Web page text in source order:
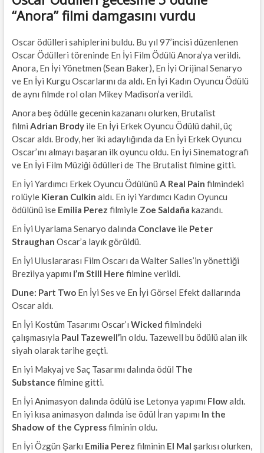
“Anora” filmi damgasını vurdu
Oscar ödülleri sahiplerini buldu. Bu yıl 97’incisi düzenlenen
Oscar Ödülleri töreninde En İyi Film Ödülü Anora’ya verildi.
Anora, En İyi Yönetmen (Sean Baker), En İyi Orijinal Senaryo
ve En İyi Kurgu Oscarlarını da aldı. En İyi Kadın Oyuncu Ödülü
de aynı filmde rol olan Mikey Madison’a verildi.
Anora beş ödülle gecenin kazananı olurken, Brutalist
filmi Adrian Brodyile En İyi Erkek Oyuncu Ödülü dahil, üç
Oscar aldı. Brody, her iki adaylığında da En İyi Erkek Oyuncu
Oscar’ını almayı başaran ilk oyuncu oldu. En İyi Sinematografi
ve En İyi Film Müziği ödülleri de The Brutalist filmine gitti.
En İyi Yardımcı Erkek Oyuncu Ödülünü A Real Pain filmindeki
rolüyle Kieran Culkin aldı. En iyi Yardımcı Kadın Oyuncu
ödülünü iseEmilia Perez filmiyle Zoe Saldaña kazandı.
En İyi Uyarlama Senaryo dalında Conclave ile Peter
Straughan Oscar’a layık görüldü.
En İyi Uluslararası Film Oscarı da Walter Salles’in yönettiği
Brezilya yapımı I’m Still Here filmine verildi.
Dune: Part TwoEn İyi Ses ve En İyi Görsel Efekt dallarında
Oscar aldı.
En İyi Kostüm Tasarımı Oscar’ı Wicked filmindeki
çalışmasıyla Paul Tazewell’in oldu. Tazewell bu ödülü alan ilk
siyah olarak tarihe geçti.
En iyi Makyaj ve Saç Tasarımı dalında ödül The
Substance filmine gitti.
En İyi Animasyon dalında ödülü ise Letonya yapımı Flowaldı.
En iyi kısa animasyon dalında ise ödül İran yapımı In the
Shadow of the Cypressfilminin oldu.
En İyi Özgün Şarkı Emilia Perez filminin El Mal şarkısı olurken,